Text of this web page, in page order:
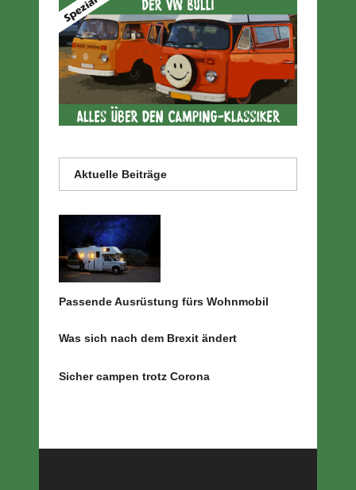
Aktuelle Beiträge
Passende Ausrüstung fürs Wohnmobil
Was sich nach dem Brexit ändert
Sicher campen trotz Corona